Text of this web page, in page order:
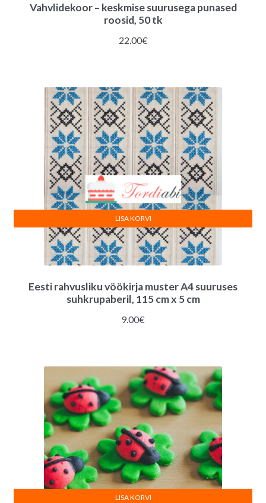
Vahvlidekoor – keskmise suurusega punased
roosid, 50 tk
22.00€
Eesti rahvusliku vöökirja muster A4 suuruses
suhkrupaberil, 115 cm x 5 cm
9.00€
LISA KORVI
LISA KORVI